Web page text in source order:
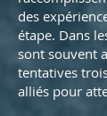
des
étape. Dans
sont souvent
tentatives
alliés pour